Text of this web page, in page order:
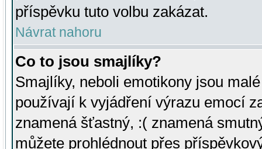
příspěvku tuto volbu zakázat.
Návrat nahoru
Co to jsou smajlíky?
Smajlíky, neboli emotikony jsou
používají k vyjádření výrazu emocí
znamená šťastný, :( znamená
můžete prohlédnout přes